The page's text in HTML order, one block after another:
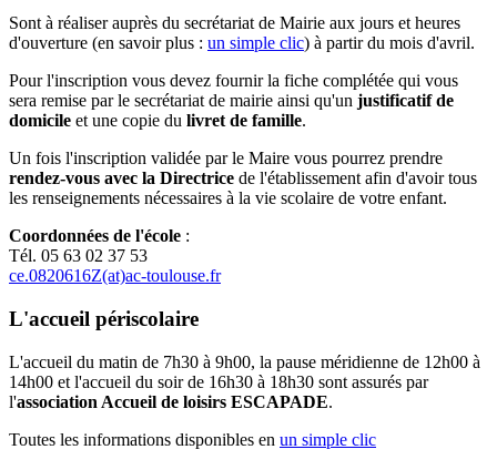
Sont à réaliser auprès du secrétariat de Mairie aux jours et heures
d'ouverture (en savoir plus : un simple clic) à partir du mois d'avril.
Pour l'inscription vous devez fournir la fiche complétée qui vous
sera remise par le secrétariat de mairie ainsi qu'un justificatif de
domicile et une copie du livret de famille.
Un fois l'inscription validée par le Maire vous pourrez prendre
rendez-vous avec la Directrice de l'établissement afin d'avoir tous
les renseignements nécessaires à la vie scolaire de votre enfant.
Coordonnées de l'école :
Tél. 05 63 02 37 53
ce.0820616Z(at)ac-toulouse.fr
L'accueil périscolaire
L'accueil du matin de 7h30 à 9h00, la pause méridienne de 12h00 à
14h00 et l'accueil du soir de 16h30 à 18h30 sont assurés par
l'association Accueil de loisirs ESCAPADE.
Toutes les informations disponibles en un simple clic